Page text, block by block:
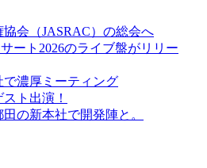
協会（JASRAC）の総会へ
ート2026のライブ盤がリリー
で濃厚ミーティング
ト出演！
の新本社で開発陣と。